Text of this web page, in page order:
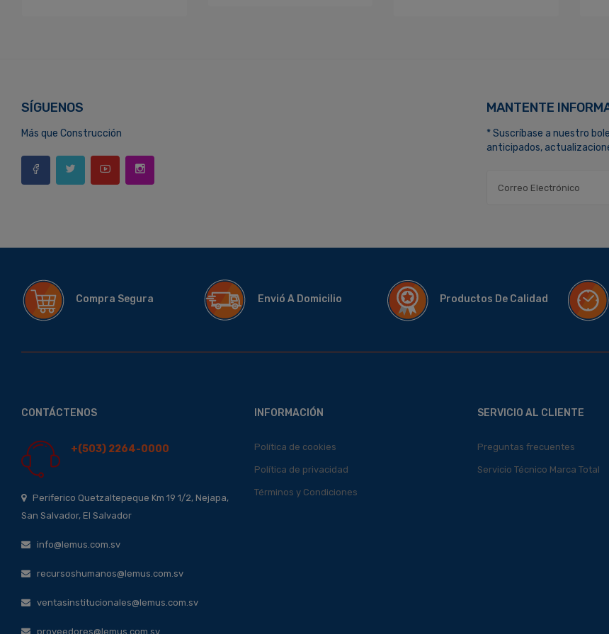
SÍGUENOS
Más que Construcción
MANTENTE
* Suscríbase a nuestro
anticipados,
Compra Segura Envió A Domicilio Productos De Calidad
CONTÁCTENOS
+(503) 2264-0000
Periferico Quetzaltepeque Km 19 1/2, Nejapa,
San Salvador, El Salvador
info@lemus.com.sv
recursoshumanos@lemus.com.sv
ventasinstitucionales@lemus.com.sv
proveedores@lemus.com.sv
INFORMACIÓN
Política de cookies
Política de privacidad
Términos y Condiciones
SERVICIO AL CLIENTE
Preguntas frecuentes
Servicio Técnico Marca Total